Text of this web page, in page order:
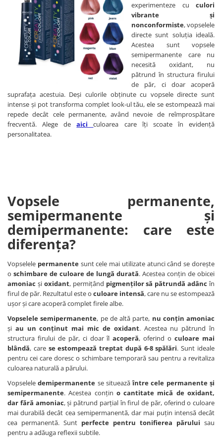
experimenteze cu culori
vibrante și
nonconformiste, vopselele
directe sunt soluția ideală.
Acestea sunt vopsele
semipermanente care nu
necesită oxidant, nu
pătrund în structura firului
de păr, ci doar acoperă
suprafața acestuia. Deși culorile obținute cu vopsele directe sunt
intense și pot transforma complet look-ul tău, ele se estompează mai
repede decât cele permanente, având nevoie de reîmprospătare
frecventă. Alege deaiciculoarea care îți scoate în evidență
personalitatea.
Vopsele permanente,
semipermanente și
demipermanente: care este
diferența?
Vopselele permanente sunt cele mai utilizate atunci când se dorește
o schimbare de culoare de lungă durată. Acestea conțin de obicei
amoniac și oxidant, permițând pigmenților să pătrundă adânc în
firul de păr. Rezultatul este o culoare intensă, care nu se estompează
ușor și care acoperă complet firele albe.
Vopselele semipermanente, pe de altă parte, nu conțin amoniac
și au un conținut mai mic de oxidant. Acestea nu pătrund în
structura firului de păr, ci doar îlacoperă, oferind oculoare mai
blândă, care se estompează treptat după 6-8 spălări. Sunt ideale
pentru cei care doresc o schimbare temporară sau pentru a revitaliza
culoarea naturală a părului.
Vopseleledemipermanente se situeazăîntre cele permanente și
semipermanente. Acestea conțin o cantitate mică de oxidant,
dar fără amoniac, și pătrund parțial în firul de păr, oferind o culoare
mai durabilă decât cea semipermanentă, dar mai puțin intensă decât
cea permanentă. Sunt perfecte pentru tonifierea părului sau
pentru a adăuga reflexii subtile.